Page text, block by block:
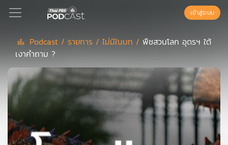
Podcast
เพล
ลิ
สต์
แนะนำ
เข้าสู่ระบบ
Podcast / รายการ /ไม่มีในบท / พืชสวนโลก อุดรฯ ใต้
เงาคำถาม ?